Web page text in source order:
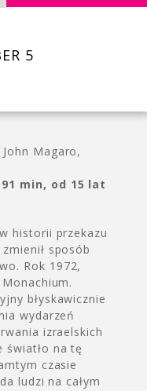
5
Magaro,
min, od 15 lat
historii przekazu
sposób
Rok 1972,
błyskawicznie
wydarzeń
izraelskich
światło na tę
czasie
ludzi na całym